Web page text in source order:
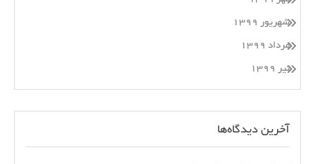
شهریور ۱۳۹۹
مرداد ۱۳۹۹
تیر ۱۳۹۹
آخرین دیدگاه‌ها